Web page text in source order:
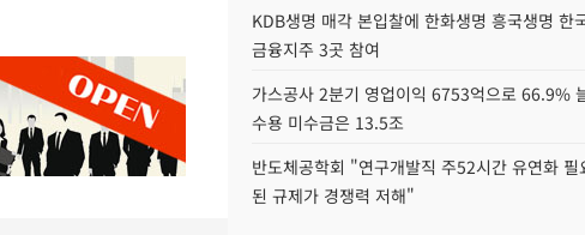
KDB생명 매각 본입찰에 한화생명 흥국생명 한
금융지주 3곳 참여
가스공사 2분기 영업이익 6753억으로 66.9%
수용 미수금은 13.5조
반도체공학회 "연구개발직 주52시간 유연화 필
된 규제가 경쟁력 저해"